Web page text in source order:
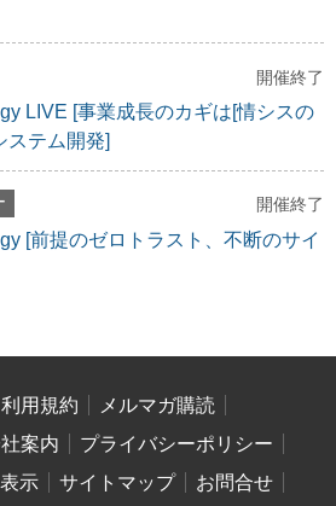
開催終了
LIVE [事業成長のカギは[情シスの
ステム開発]
開催終了
[前提のゼロトラスト、不断のサイ
利用規約
メルマガ購読
案内
プライバシーポリシー
示
サイトマップ
お問合せ